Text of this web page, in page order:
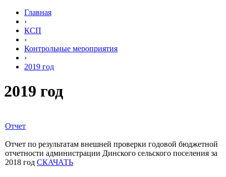
Главная
›
КСП
›
Контрольные мероприятия
›
2019 год
2019 год
Отчет
Отчет по результатам внешней проверки годовой бюджетной
отчетности администрации Динского сельского поселения за
2018 год СКАЧАТЬ